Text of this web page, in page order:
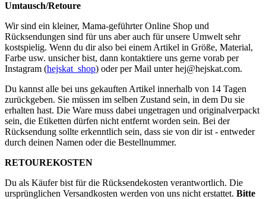
Umtausch/Retoure
Wir sind ein kleiner, Mama-geführter Online Shop und
Rücksendungen sind für uns aber auch für unsere Umwelt sehr
kostspielig. Wenn du dir also bei einem Artikel in Größe, Material,
Farbe usw. unsicher bist, dann kontaktiere uns gerne vorab per
Instagram (hejskat_shop) oder per Mail unterhej@hejskat.com.
Du kannst alle bei uns gekauften Artikel innerhalb von 14 Tagen
zurückgeben. Sie müssen im selben Zustand sein, in dem Du sie
erhalten hast. Die Ware muss dabei ungetragen und originalverpackt
sein, die Etiketten dürfen nicht entfernt worden sein. Bei der
Rücksendung sollte erkenntlich sein, dass sie von dir ist - entweder
durch deinen Namen oder die Bestellnummer.
RETOUREKOSTEN
Du als Käufer bist für die Rücksendekosten verantwortlich. Die
ursprünglichen Versandkosten werden von uns nicht erstattet. Bitte